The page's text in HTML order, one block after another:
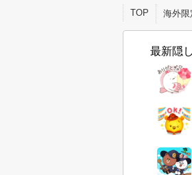
TOP 海外限
最新隠